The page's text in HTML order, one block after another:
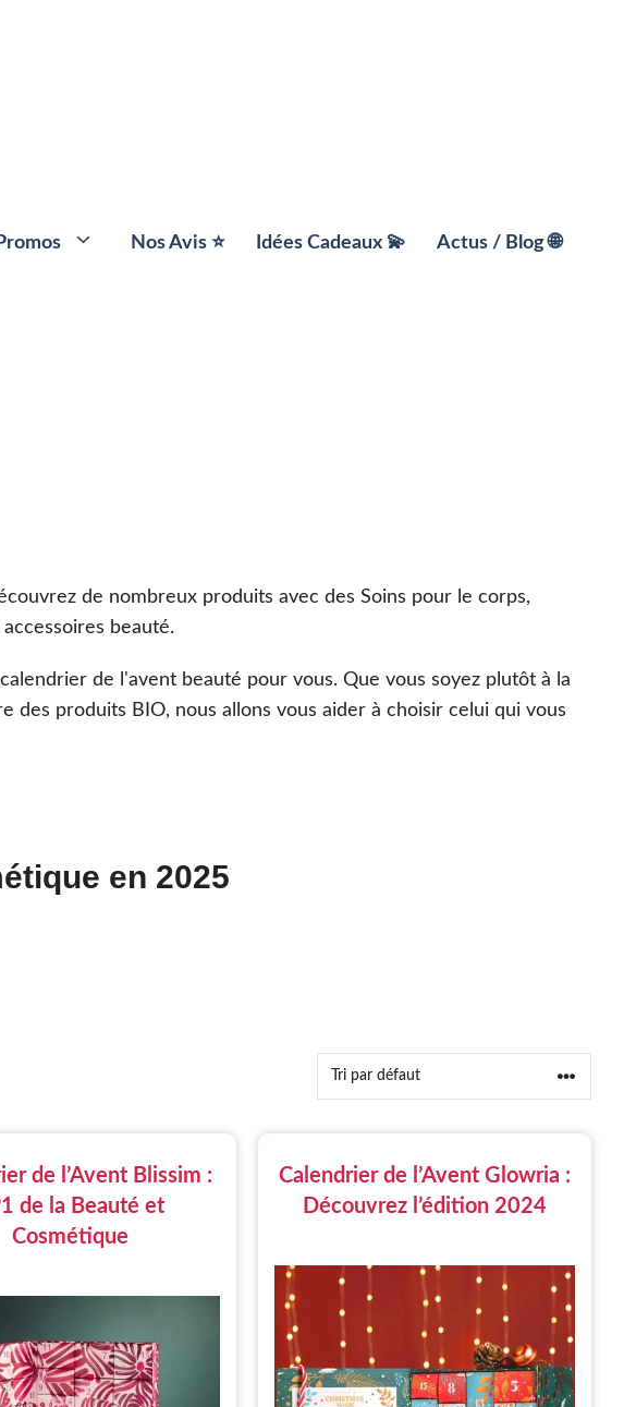
Nos Avis ⭐️ Idées Cadeaux 💫 Actus / Blog 🌐
de nombreux produits avec des Soins pour le corps,
beauté.
de l'avent beauté pour vous. Que vous soyez plutôt à la
des produits BIO, nous allons vous aider à choisir celui qui vous
en 2025
de l’Avent Blissim :
de la Beauté et
Cosmétique
Calendrier de l’Avent Glowria :
Découvrez l’édition 2024